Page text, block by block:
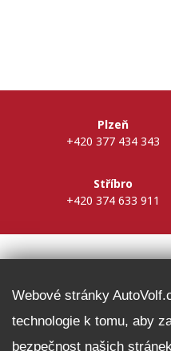
Plzeň
+420 377 434 343
Stříbro
+420 374 633 911
Fleet
Webové stránky
technologie k tomu, aby
bezpečnost našich